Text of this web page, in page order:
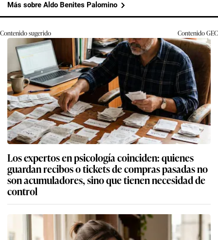
Más sobre Aldo Benites Palomino
Contenido sugerido ContenidoGEC
Los expertos en psicología coinciden: quienes
guardan recibos o tickets de compras pasadas no
son acumuladores, sino que tienen necesidad de
control